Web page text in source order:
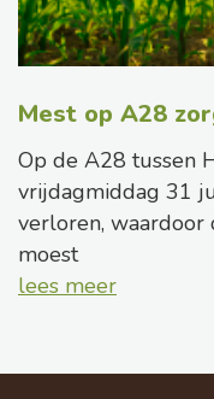
Mest op A28
Op de A28 tussen
vrijdagmiddag 31
verloren,
moest
lees meer